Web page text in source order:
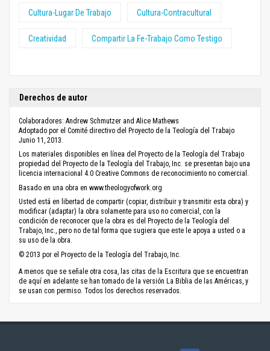
Cultura-Lugar De Trabajo Cultura-Contracultural
Creatividad Compartir La Fe-Trabajo Como Testigo
Derechos de autor
Colaboradores: Andrew Schmutzer and Alice Mathews
Adoptado por el Comité directivo del Proyecto de la Teología del Trabajo
Junio 11, 2013.
Los materiales disponibles en línea del Proyecto de la Teología del Trabajo
propiedad del Proyecto de la Teología del Trabajo, Inc. se presentan bajo una
licencia internacional 4.0 Creative Commons de reconocimiento no comercial.
Basado en una obra en www.theologyofwork.org
Usted está en libertad de compartir (copiar, distribuir y transmitir esta obra) y
modificar (adaptar) la obra solamente para uso no comercial, con la
condición de reconocer que la obra es del Proyecto de la Teología del
Trabajo, Inc., pero no de tal forma que sugiera que este le apoya a usted o a
su uso de la obra.
© 2013 por el Proyecto de la Teología del Trabajo, Inc.
A menos que se señale otra cosa, las citas de la Escritura que se encuentran
de aquí en adelante se han tomado de la versión La Biblia de las Américas, y
se usan con permiso. Todos los derechos reservados.